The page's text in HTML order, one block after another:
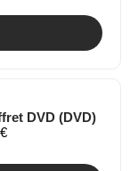
DVD (DVD)